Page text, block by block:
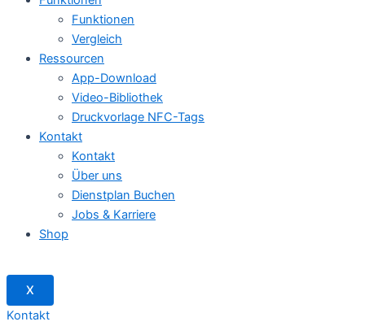
Funktionen
Vergleich
Ressourcen
App-Download
Video-Bibliothek
Druckvorlage NFC-Tags
Kontakt
Kontakt
Über uns
Dienstplan Buchen
Jobs & Karriere
Shop
X
Kontakt